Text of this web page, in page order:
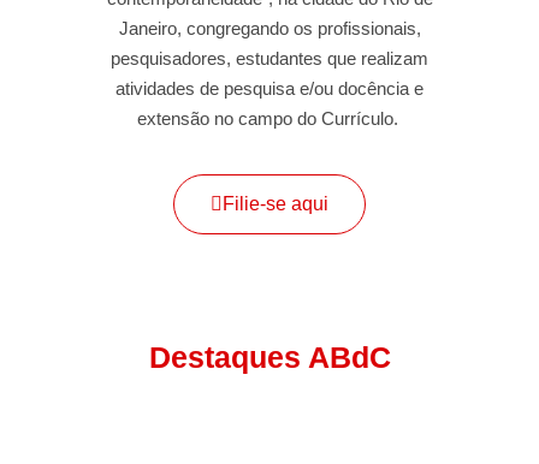
Janeiro, congregando os profissionais,
pesquisadores, estudantes que realizam
atividades de pesquisa e/ou docência e
extensão no campo do Currículo.
Filie-se aqui
Destaques ABdC